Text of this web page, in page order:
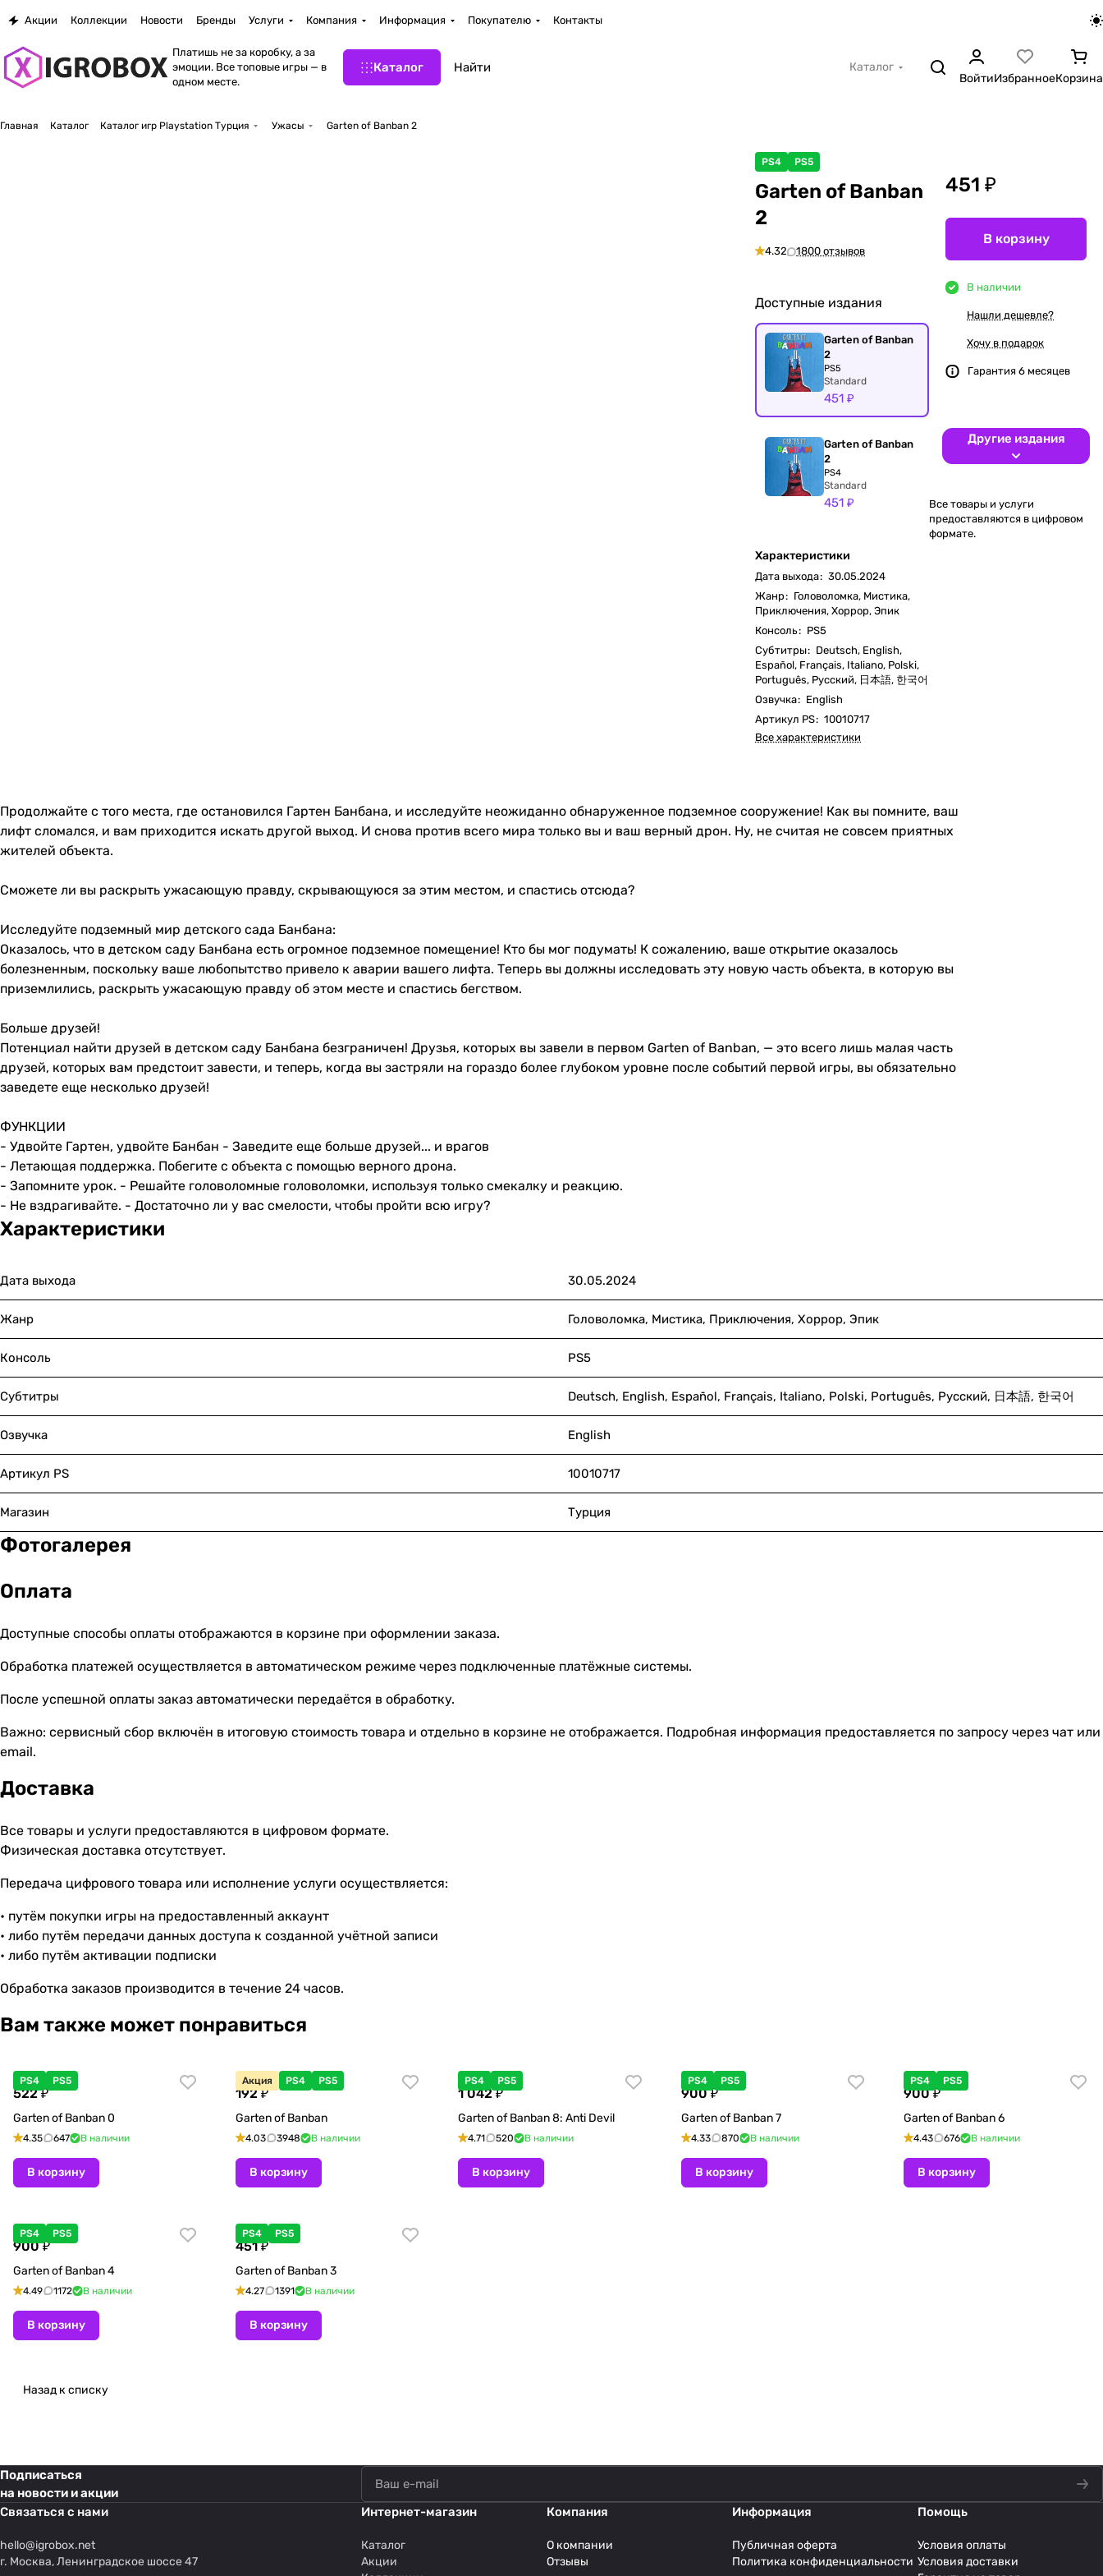
Акции Коллекции Новости Бренды Услуги Компания Информация Покупателю Контакты
Платишь не за коробку, а за
эмоции. Все топовые игры — в
одном месте.
Каталог
Каталог
ВойтиИзбранноеКорзина
Главная Каталог Каталог игр Playstation Турция Ужасы Garten of Banban 2
PS4 PS5
Garten of Banban
2
4.32 1800 отзывов
Доступные издания
Garten of Banban
2
PS5
Standard
451 ₽
Garten of Banban
2
PS4
Standard
451 ₽
Характеристики
Дата выхода: 30.05.2024
Жанр: Головоломка, Мистика,
Приключения, Хоррор, Эпик
Консоль: PS5
Субтитры: Deutsch, English,
Español, Français, Italiano, Polski,
Português, Русский, 日本語, 한국어
Озвучка: English
Артикул PS: 10010717
Все характеристики
451 ₽
В корзину
В наличии
Нашли дешевле?
Хочу в подарок
Гарантия 6 месяцев
Другие издания
Все товары и услуги
предоставляются в цифровом
формате.
Продолжайте с того места, где остановился Гартен Банбана, и исследуйте неожиданно обнаруженное подземное сооружение! Как вы помните, ваш
лифт сломался, и вам приходится искать другой выход. И снова против всего мира только вы и ваш верный дрон. Ну, не считая не совсем приятных
жителей объекта.
Сможете ли вы раскрыть ужасающую правду, скрывающуюся за этим местом, и спастись отсюда?
Исследуйте подземный мир детского сада Банбана:
Оказалось, что в детском саду Банбана есть огромное подземное помещение! Кто бы мог подумать! К сожалению, ваше открытие оказалось
болезненным, поскольку ваше любопытство привело к аварии вашего лифта. Теперь вы должны исследовать эту новую часть объекта, в которую вы
приземлились, раскрыть ужасающую правду об этом месте и спастись бегством.
Больше друзей!
Потенциал найти друзей в детском саду Банбана безграничен! Друзья, которых вы завели в первом Garten of Banban, — это всего лишь малая часть
друзей, которых вам предстоит завести, и теперь, когда вы застряли на гораздо более глубоком уровне после событий первой игры, вы обязательно
заведете еще несколько друзей!
ФУНКЦИИ
- Удвойте Гартен, удвойте Банбан - Заведите еще больше друзей... и врагов
- Летающая поддержка. Побегите с объекта с помощью верного дрона.
- Запомните урок. - Решайте головоломные головоломки, используя только смекалку и реакцию.
- Не вздрагивайте. - Достаточно ли у вас смелости, чтобы пройти всю игру?
Характеристики
Дата выхода 30.05.2024
Жанр Головоломка, Мистика, Приключения, Хоррор, Эпик
Консоль PS5
Субтитры Deutsch, English, Español, Français, Italiano, Polski, Português, Русский, 日本語, 한국어
Озвучка English
Артикул PS 10010717
Магазин Турция
Фотогалерея
Оплата
Доступные способы оплаты отображаются в корзине при оформлении заказа.
Обработка платежей осуществляется в автоматическом режиме через подключенные платёжные системы.
После успешной оплаты заказ автоматически передаётся в обработку.
Важно: сервисный сбор включён в итоговую стоимость товара и отдельно в корзине не отображается. Подробная информация предоставляется по запросу через чат или
email.
Доставка
Все товары и услуги предоставляются в цифровом формате.
Физическая доставка отсутствует.
Передача цифрового товара или исполнение услуги осуществляется:
• путём покупки игры на предоставленный аккаунт
• либо путём передачи данных доступа к созданной учётной записи
• либо путём активации подписки
Обработка заказов производится в течение 24 часов.
Вам также может понравиться
PS4 PS5
522 ₽
Garten of Banban 0
4.35 647 В наличии
В корзину
Акция PS4 PS5
192 ₽
Garten of Banban
4.03 3948 В наличии
В корзину
PS4 PS5
1 042 ₽
Garten of Banban 8: Anti Devil
4.71 520 В наличии
В корзину
PS4 PS5
900 ₽
Garten of Banban 7
4.33 870 В наличии
В корзину
PS4 PS5
900 ₽
Garten of Banban 6
4.43 676 В наличии
В корзину
PS4 PS5
900 ₽
Garten of Banban 4
4.49 1172 В наличии
В корзину
PS4 PS5
451 ₽
Garten of Banban 3
4.27 1391 В наличии
В корзину
Назад к списку
Подписаться
на новости и акции
Связаться с нами
hello@igrobox.net
г. Москва, Ленинградское шоссе 47
Интернет-магазин
Каталог
Акции
Компания
О компании
Отзывы
Информация
Публичная оферта
Политика конфиденциальности
Помощь
Условия оплаты
Условия доставки